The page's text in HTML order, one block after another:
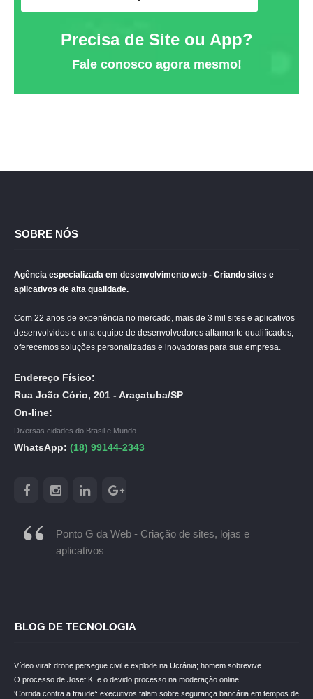
Precisa de Site ou App?
Fale conosco agora mesmo!
SOBRE NÓS
Agência especializada em desenvolvimento web - Criando sites e
aplicativos de alta qualidade.
Com 22 anos de experiência no mercado, mais de 3 mil sites e aplicativos
desenvolvidos e uma equipe de desenvolvedores altamente qualificados,
oferecemos soluções personalizadas e inovadoras para sua empresa.
Endereço Físico:
Rua João Cório, 201 - Araçatuba/SP
On-line:
Diversas cidades do Brasil e Mundo
WhatsApp: (18) 99144-2343
Ponto G da Web - Criação de sites, lojas e
aplicativos
BLOG DE TECNOLOGIA
Vídeo viral: drone persegue civil e explode na Ucrânia; homem sobrevive
O processo de Josef K. e o devido processo na moderação online
‘Corrida contra a fraude’: executivos falam sobre segurança bancária em tempos de